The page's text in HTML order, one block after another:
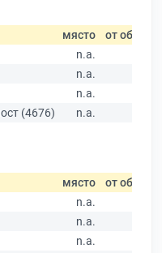
място от общо
n.a.
n.a.
n.a.
(4676)
n.a.
място от общо
n.a.
n.a.
n.a.